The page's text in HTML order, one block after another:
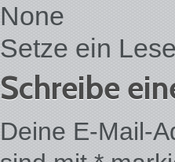
None
Setze ein
Schreibe
Deine E-Mail-